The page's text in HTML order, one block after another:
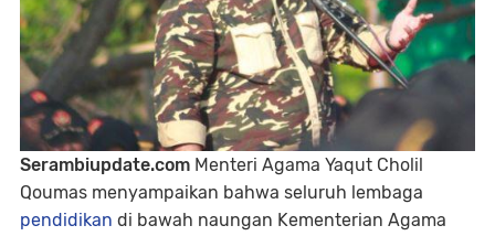
Serambiupdate.com Menteri Agama Yaqut Cholil
Qoumas menyampaikan bahwa seluruh lembaga
pendidikan di bawah naungan Kementerian Agama